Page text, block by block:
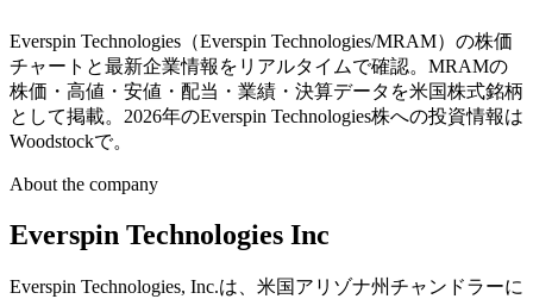
Everspin Technologies（Everspin Technologies/MRAM）の株価
チャートと最新企業情報をリアルタイムで確認。MRAMの
株価・高値・安値・配当・業績・決算データを米国株式銘柄
として掲載。2026年のEverspin Technologies株への投資情報は
Woodstockで。
About the company
Everspin Technologies Inc
Everspin Technologies, Inc.は、米国アリゾナ州チャンドラーに